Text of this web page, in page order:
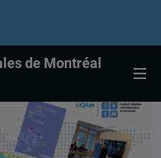
de Montréal